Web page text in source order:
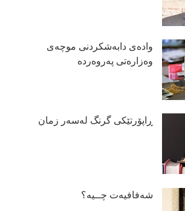
وادەی دابەشكردنی موچەی
وەزارەتی پەروەردە
ڕاپۆرتێكی گرنگ لەسەر زمان
شەفافیەت چــیە؟